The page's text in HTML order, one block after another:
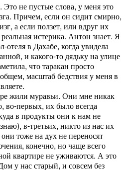
не пустые слова, у меня это
Причем, если он сидит смирно,
а если ползет, или вдруг их
истерика. Антон знает. Я
отеля в Дахабе, когда увидела
и какого-то дядьку на улице
что таракан просто
масштаб бедствия у меня в
жили муравьи. Они мне никак
во-первых, их было всегда
в продукты они к нам не
в-третьих, никто из нас их
тоже на дух не переносят
конечно, но чаще всего
квартире не уживаются. А это
у нас старый, и совсем без